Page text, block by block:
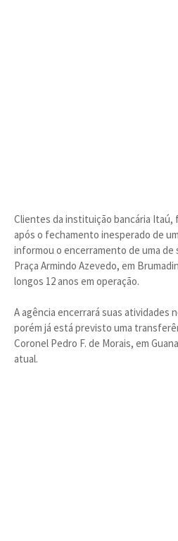
Clientes da instituição bancária Itaú,
após o fechamento inesperado de
informou o encerramento de uma de
Praça Armindo Azevedo, em
longos 12 anos em operação.
A agência encerrará suas atividades
porém já está previsto uma
Coronel Pedro F. de Morais, em
atual.